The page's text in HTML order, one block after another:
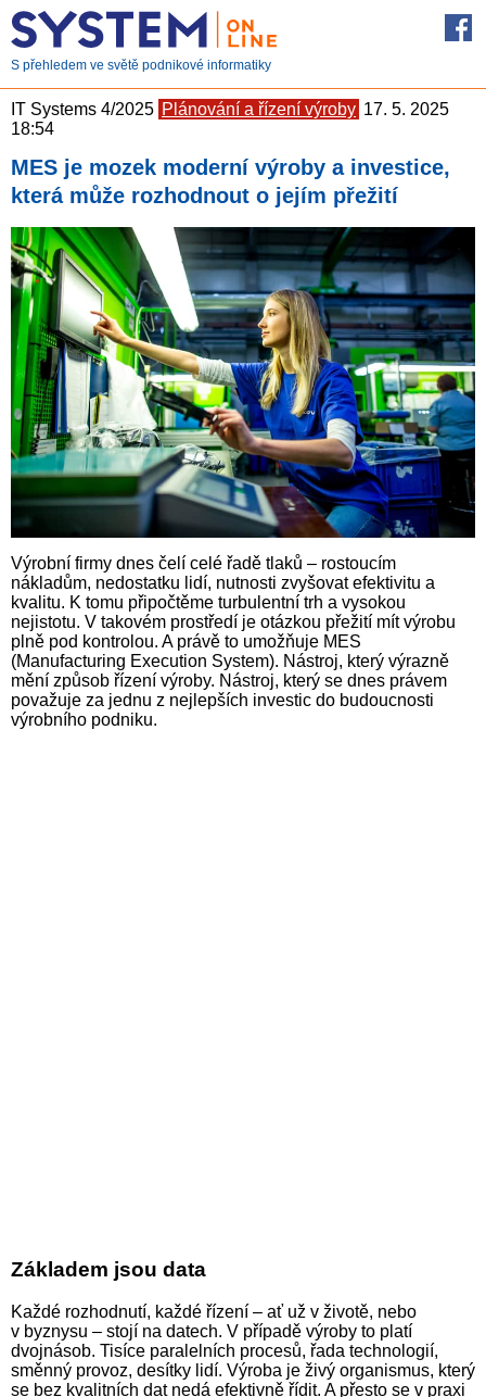
S přehledem ve světě podnikové informatiky
IT Systems 4/2025 Plánování a řízení výroby 17. 5. 2025
18:54
MES je mozek moderní výroby a investice,
která může rozhodnout o jejím přežití
Výrobní firmy dnes čelí celé řadě tlaků – rostoucím
nákladům, nedostatku lidí, nutnosti zvyšovat efektivitu a
kvalitu. K tomu připočtěme turbulentní trh a vysokou
nejistotu. V takovém prostředí je otázkou přežití mít výrobu
plně pod kontrolou. A právě to umožňuje MES
(Manufacturing Execution System). Nástroj, který výrazně
mění způsob řízení výroby. Nástroj, který se dnes právem
považuje za jednu z nejlepších investic do budoucnosti
výrobního podniku.
Základem jsou data
Každé rozhodnutí, každé řízení – ať už v životě, nebo
v byznysu – stojí na datech. V případě výroby to platí
dvojnásob. Tisíce paralelních procesů, řada technologií,
směnný provoz, desítky lidí. Výroba je živý organismus, který
se bez kvalitních dat nedá efektivně řídit. A přesto se v praxi